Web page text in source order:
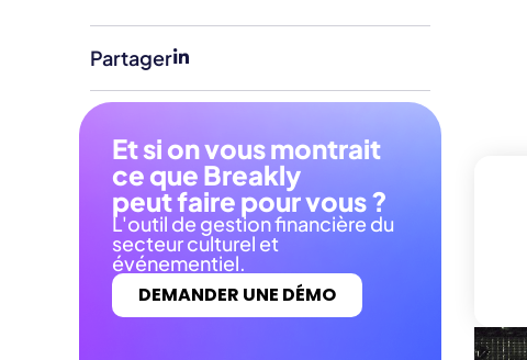
Partager
Et si on vous montrait
ce que Breakly
peut faire pour vous ?
L'outil de gestion financière du
secteur culturel et
événementiel.
DEMANDER UNE DÉMO